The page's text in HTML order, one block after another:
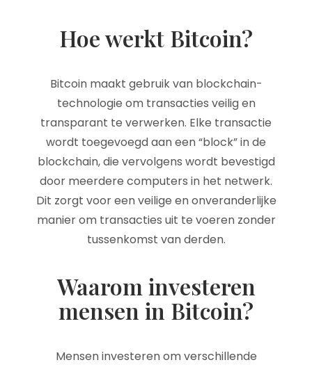
Hoe werkt Bitcoin?
Bitcoin maakt gebruik van blockchain-
technologie om transacties veilig en
transparant te verwerken. Elke transactie
wordt toegevoegd aan een “block” in de
blockchain, die vervolgens wordt bevestigd
door meerdere computers in het netwerk.
Dit zorgt voor een veilige en onveranderlijke
manier om transacties uit te voeren zonder
tussenkomst van derden.
Waarom investeren
mensen in Bitcoin?
Mensen investeren om verschillende